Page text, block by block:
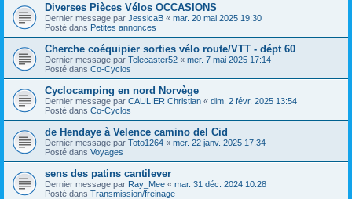
Diverses Pièces Vélos OCCASIONS
Dernier message par JessicaB « mar. 20 mai 2025 19:30
Posté dans Petites annonces
Cherche coéquipier sorties vélo route/VTT - dépt 60
Dernier message par Telecaster52 « mer. 7 mai 2025 17:14
Posté dans Co-Cyclos
Cyclocamping en nord Norvège
Dernier message par CAULIER Christian « dim. 2 févr. 2025 13:54
Posté dans Co-Cyclos
de Hendaye à Velence camino del Cid
Dernier message par Toto1264 « mer. 22 janv. 2025 17:34
Posté dans Voyages
sens des patins cantilever
Dernier message par Ray_Mee « mar. 31 déc. 2024 10:28
Posté dans Transmission/freinage